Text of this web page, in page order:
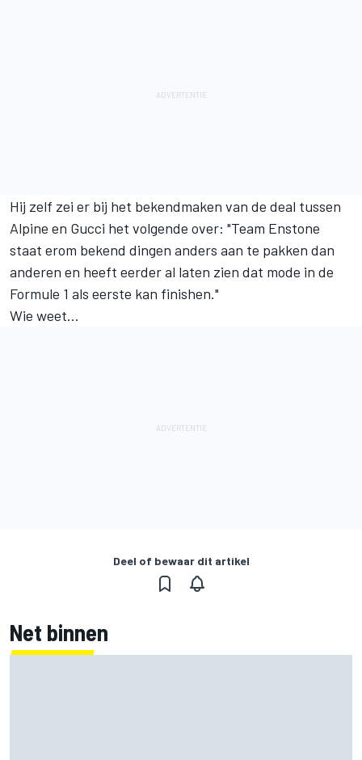
Hij zelf zei er bij het bekendmaken van de deal tussen
Alpine en Gucci het volgende over: "Team Enstone
staat erom bekend dingen anders aan te pakken dan
anderen en heeft eerder al laten zien dat mode in de
Formule 1 als eerste kan finishen."
Wie weet...
Deel of bewaar dit artikel
Net binnen